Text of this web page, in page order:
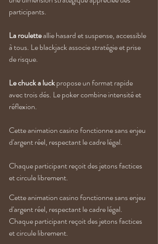
participants.
La roulette allie hasard et suspense, accessible
à tous. Le blackjack associe stratégie et prise
de risque.
Le chuck a luck propose un format rapide
avec trois dés. Le poker combine intensité et
réflexion.
Cette animation casino fonctionne sans enjeu
d'argent réel, respectant le cadre légal.
Chaque participant reçoit des jetons factices
et circule librement.
Cette animation casino fonctionne sans enjeu
d'argent réel, respectant le cadre légal.
Chaque participant reçoit des jetons factices
et circule librement.